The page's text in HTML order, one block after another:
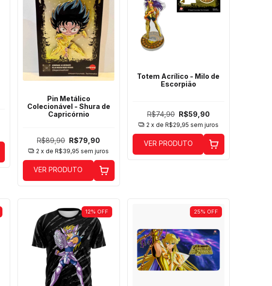
Pin Metálico
Colecionável - Shura de
Capricórnio
R$89,90 R$79,90
2 x deR$39,95 sem juros
VER PRODUTO
Totem Acrílico - Milo de
Escorpião
R$74,90 R$59,90
2 x de R$29,95 sem juros
VER PRODUTO
12% OFF 25% OFF